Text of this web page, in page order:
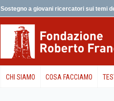
Sostegno a giovani ricercatori sui temi
CHI SIAMO COSA FACCIAMO